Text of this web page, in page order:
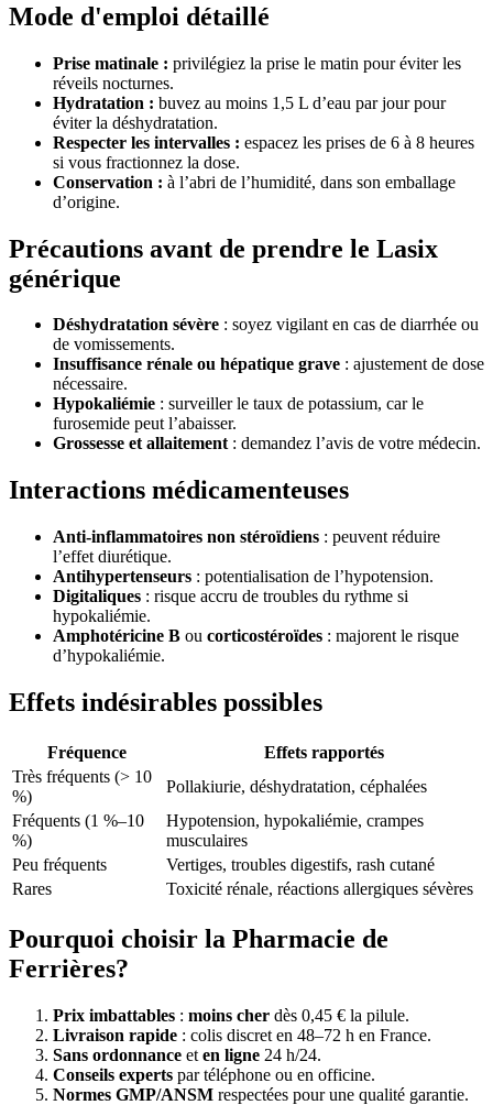
Mode d'emploi détaillé
Prise matinale : privilégiez la prise le matin pour éviter les
réveils nocturnes.
Hydratation : buvez au moins 1,5 L d’eau par jour pour
éviter la déshydratation.
Respecter les intervalles : espacez les prises de 6 à 8 heures
si vous fractionnez la dose.
Conservation : à l’abri de l’humidité, dans son emballage
d’origine.
Précautions avant de prendre le Lasix
générique
Déshydratation sévère : soyez vigilant en cas de diarrhée ou
de vomissements.
Insuffisance rénale ou hépatique grave : ajustement de dose
nécessaire.
Hypokaliémie : surveiller le taux de potassium, car le
furosemide peut l’abaisser.
Grossesse et allaitement: demandez l’avis de votre médecin.
Interactions médicamenteuses
Anti-inflammatoires non stéroïdiens : peuvent réduire
l’effet diurétique.
Antihypertenseurs : potentialisation de l’hypotension.
Digitaliques : risque accru de troubles du rythme si
hypokaliémie.
Amphotéricine B ou corticostéroïdes : majorent le risque
d’hypokaliémie.
Effets indésirables possibles
Fréquence
Effets rapportés
Très fréquents (> 10
%)
Pollakiurie, déshydratation, céphalées
Fréquents (1 %–10
%)
Hypotension, hypokaliémie, crampes
musculaires
Peu fréquents
Vertiges, troubles digestifs, rash cutané
Rares
Toxicité rénale, réactions allergiques sévères
Pourquoi choisir la Pharmacie de
Ferrières?
Prix imbattables : moins cher dès 0,45 € la pilule.
Livraison rapide : colis discret en 48–72 h en France.
Sans ordonnance et en ligne 24 h/24.
Conseils experts par téléphone ou en officine.
Normes GMP/ANSM respectées pour une qualité garantie.